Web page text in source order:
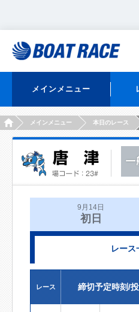
メインメニュー
HOMEメインメニュー 本日のレース
9月14日
初日
レース
レース
締切予定時刻/